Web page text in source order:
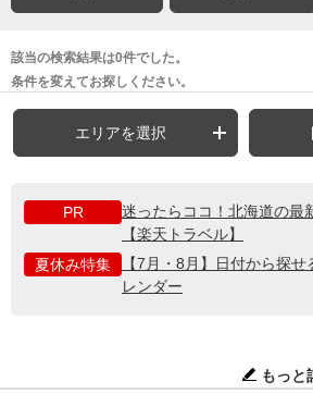
該当の検索結果は0件でした。
条件を変えてお探しください。
エリアを選択
PR
迷ったらココ！北海道の最
【楽天トラベル】
夏休み特集
【7月・8月】日付から探
レンダー
もっと